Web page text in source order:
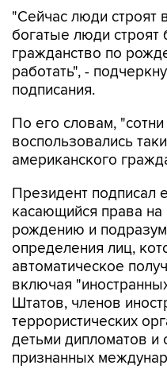
"Сейчас люди строят
богатые люди строят
гражданство по
работать", -
подписания.
По его словам,
воспользовались
американского
Президент подписал
касающийся права на
рождению и
определения лиц,
автоматическое
включая
Штатов, членов
террористических
детьми дипломатов и
признанных